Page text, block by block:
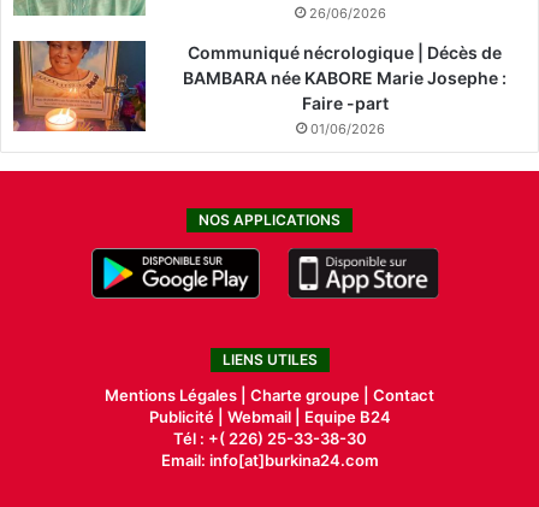
26/06/2026
Communiqué nécrologique | Décès de
BAMBARA née KABORE Marie Josephe :
Faire -part
01/06/2026
NOS APPLICATIONS
LIENS UTILES
Mentions Légales | Charte groupe | Contact
Publicité| Webmail |
Equipe B24
Tél : +( 226) 25-33-38-30
Email: info[at]burkina24.com